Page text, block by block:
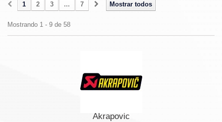
Mostrar todos
1 2 3 ... 7
Mostrando 1 - 9 de 58
Akrapovic